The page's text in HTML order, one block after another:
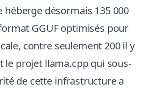
héberge désormais 135 000
GGUF optimisés pour
contre seulement 200 il y
le projet llama.cpp qui sous-
de cette infrastructure a